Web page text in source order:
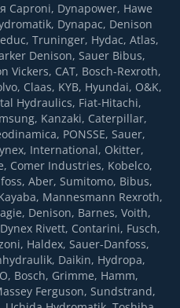
Caproni, Dynapower, Hawe
Dynapac, Denison
Truninger, Hydac, Atlas,
Denison, Sauer Bibus,
Vickers, CAT, Bosch-Rexroth,
Claas, KYB, Hyundai, O&K,
Hydraulics, Fiat-Hitachi,
Kanzaki, Caterpillar,
PONSSE, Sauer,
International, Okitter,
Comer Industries, Kobelco,
Aber, Sumitomo, Bibus,
Mannesmann Rexroth,
Denison, Barnes, Voith,
Rivett, Contarini, Fusch,
Haldex, Sauer-Danfoss,
Daikin, Hydropa,
Bosch, Grimme, Hamm,
Ferguson, Sundstrand,